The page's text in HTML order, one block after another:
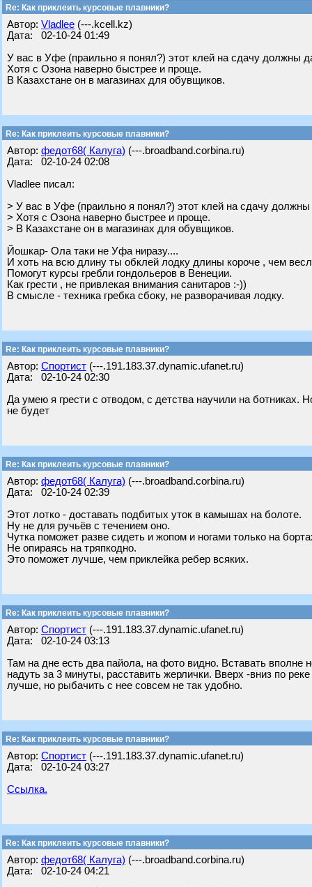
Re: Как приклеить курсовые плавники?
Автор: Vladlee (---.kcell.kz)
Дата: 02-10-24 01:49
У вас в Уфе (праильно я понял?) этот клей на сдачу должны
Хотя с Озона наверно быстрее и проще.
В Казахстане он в магазинах для обувщиков.
Re: Как приклеить курсовые плавники?
Автор: федот68( Калуга) (---.broadband.corbina.ru)
Дата: 02-10-24 02:08
Vladlee писал:
> У вас в Уфе (праильно я понял?) этот клей на сдачу
> Хотя с Озона наверно быстрее и проще.
> В Казахстане он в магазинах для обувщиков.
Йошкар- Ола таки не Уфа ниразу....
И хоть на всю длину ты обклей лодку длины короче , чем
Помогут курсы гребли гондольеров в Венеции.
Как грести , не привлекая внимания санитаров :-))
В смысле - техника гребка сбоку, не разворачивая лодку.
Re: Как приклеить курсовые плавники?
Автор: Спортист (---.191.183.37.dynamic.ufanet.ru)
Дата: 02-10-24 02:30
Да умею я грести с отводом, с детства научили на
не будет
Re: Как приклеить курсовые плавники?
Автор: федот68( Калуга) (---.broadband.corbina.ru)
Дата: 02-10-24 02:39
Этот лотко - доставать подбитых уток в камышах на болоте.
Ну не для ручьёв с течением оно.
Чутка поможет разве сидеть и жопом и ногами только на
Не опираясь на тряпкодно.
Это поможет лучше, чем приклейка ребер всяких.
Re: Как приклеить курсовые плавники?
Автор: Спортист (---.191.183.37.dynamic.ufanet.ru)
Дата: 02-10-24 03:13
Там на дне есть два пайола, на фото видно. Вставать вполне
надуть за 3 минуты, расставить жерлички. Вверх -вниз по
лучше, но рыбачить с нее совсем не так удобно.
Re: Как приклеить курсовые плавники?
Автор: Спортист (---.191.183.37.dynamic.ufanet.ru)
Дата: 02-10-24 03:27
Ссылка.
Re: Как приклеить курсовые плавники?
Автор: федот68( Калуга) (---.broadband.corbina.ru)
Дата: 02-10-24 04:21